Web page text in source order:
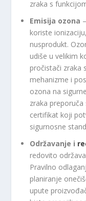
zraka s
Emisija ozona
koriste
nusprodukt.
udiše u velikim
pročistači zraka
mehanizme i
ozona na
zraka
certifikat koji
sigurnosne
Održavanje i
redovito
Pravilno
planiranje
upute